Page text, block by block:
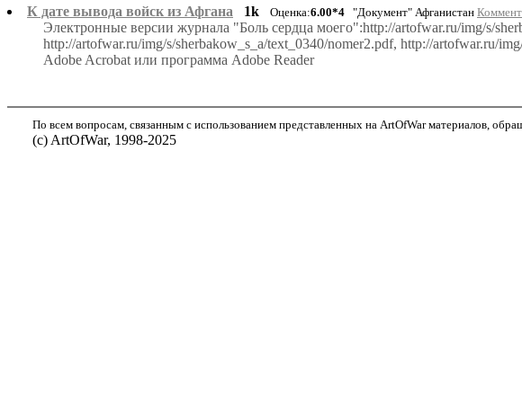
К дате вывода войск из Афгана 1k Оценка:6.00*4 "Документ" Афганистан
Электронные версии журнала "Боль сердца моего":http://artofwar.ru/img/s/
http://artofwar.ru/img/s/sherbakow_s_a/text_0340/nomer2.pdf, http://artofwar.ru/
Adobe Acrobat или программа Adobe Reader
По всем вопросам, связанным с использованием представленных на ArtOfWar материалов,
(с) ArtOfWar, 1998-2025